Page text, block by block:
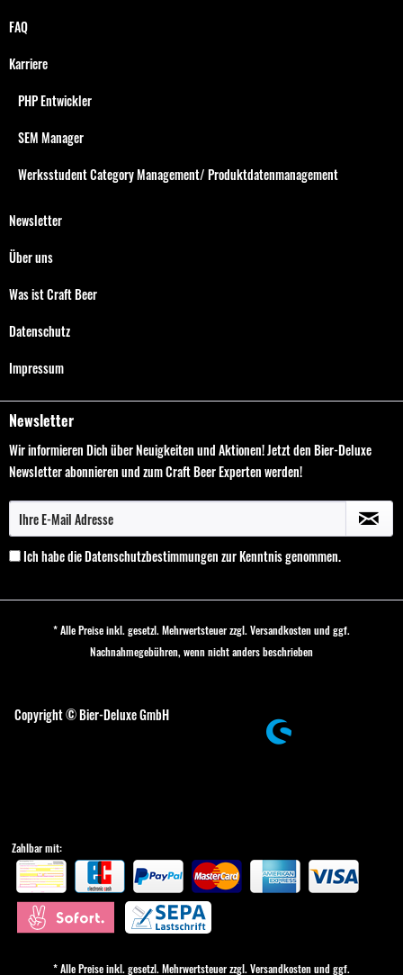
FAQ
Karriere
PHP Entwickler
SEM Manager
Werksstudent Category Management/ Produktdatenmanagement
Newsletter
Über uns
Was ist Craft Beer
Datenschutz
Impressum
Newsletter
Wir informieren Dich über Neuigkeiten und Aktionen! Jetzt den Bier-Deluxe
Newsletter abonnieren und zum Craft Beer Experten werden!
Ich habe dieDatenschutzbestimmungenzur Kenntnis genommen.
* Alle Preise inkl. gesetzl. Mehrwertsteuer zzgl. Versandkostenund ggf.
Nachnahmegebühren, wenn nicht anders beschrieben
Copyright © Bier-Deluxe GmbH
Zahlbar mit:
* Alle Preise inkl. gesetzl. Mehrwertsteuer zzgl. Versandkostenund ggf.